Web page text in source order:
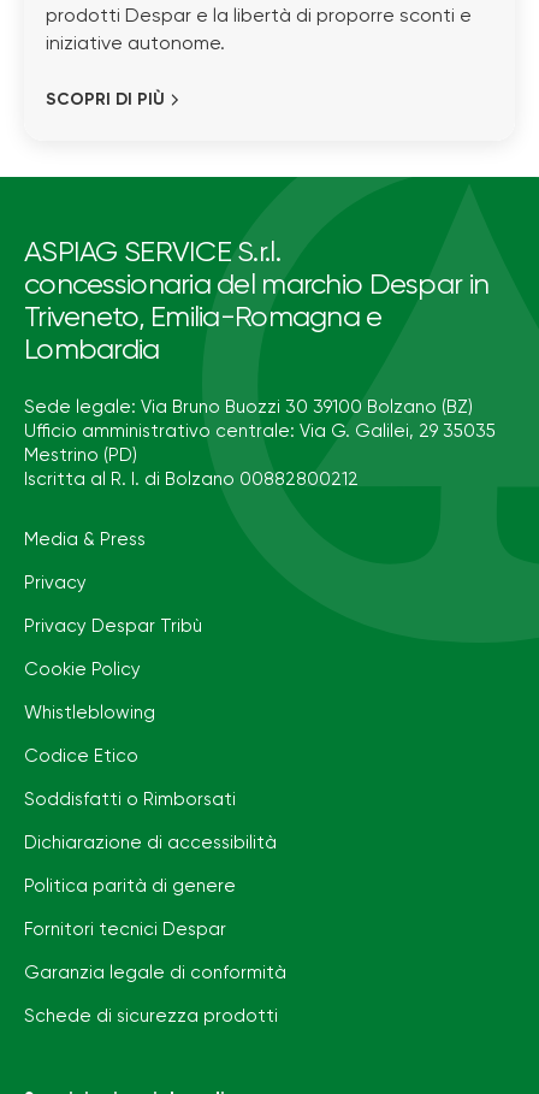
prodotti Despar e la libertà di proporre sconti e
iniziative autonome.
SCOPRI DI PIÙ
ASPIAG SERVICE S.r.l.
concessionaria del marchio Despar in
Triveneto, Emilia-Romagna e
Lombardia
Sede legale: Via Bruno Buozzi 30 39100 Bolzano (BZ)
Ufficio amministrativo centrale: Via G. Galilei, 29 35035
Mestrino (PD)
Iscritta al R. I. di Bolzano 00882800212
Media & Press
Privacy
Privacy Despar Tribù
Cookie Policy
Whistleblowing
Codice Etico
Soddisfatti o Rimborsati
Dichiarazione di accessibilità
Politica parità di genere
Fornitori tecnici Despar
Garanzia legale di conformità
Schede di sicurezza prodotti